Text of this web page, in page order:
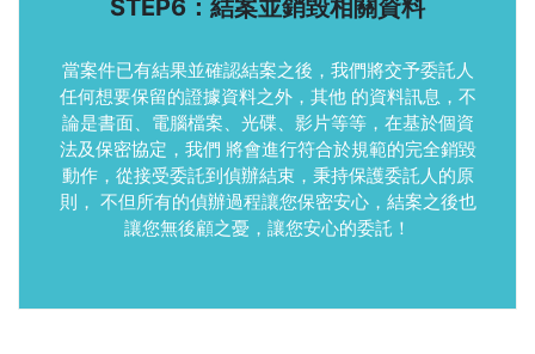
STEP6：結案並銷毀相關資料
當案件已有結果並確認結案之後，我們將交予委託人
任何想要保留的證據資料之外，其他 的資料訊息，不
論是書面、電腦檔案、光碟、影片等等，在基於個資
法及保密協定，我們 將會進行符合於規範的完全銷毀
動作，從接受委託到偵辦結束，秉持保護委託人的原
則， 不但所有的偵辦過程讓您保密安心，結案之後也
讓您無後顧之憂，讓您安心的委託！